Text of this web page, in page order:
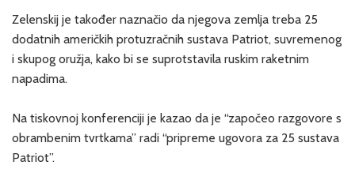
Zelenskij je također naznačio da njegova zemlja treba 25
dodatnih američkih protuzračnih sustava Patriot, suvremenog
i skupog oružja, kako bi se suprotstavila ruskim raketnim
napadima.
Na tiskovnoj konferenciji je kazao da je “započeo razgovore s
obrambenim tvrtkama” radi “pripreme ugovora za 25 sustava
Patriot”.